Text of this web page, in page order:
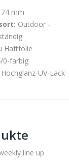
mm
Outdoor -
Haftfolie
0-farbig
Hochglanz-UV-Lack
line up